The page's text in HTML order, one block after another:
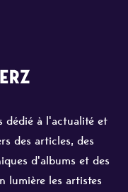
dédié à l'actualité et
des articles, des
d'albums et des
lumière les artistes